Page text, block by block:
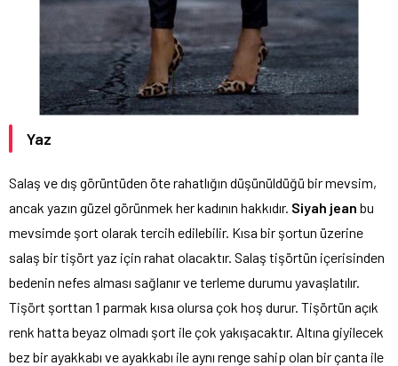
Yaz
Salaş ve dış görüntüden öte rahatlığın düşünüldüğü bir mevsim,
ancak yazın güzel görünmek her kadının hakkıdır. Siyah jean bu
mevsimde şort olarak tercih edilebilir. Kısa bir şortun üzerine
salaş bir tişört yaz için rahat olacaktır. Salaş tişörtün içerisinden
bedenin nefes alması sağlanır ve terleme durumu yavaşlatılır.
Tişört şorttan 1 parmak kısa olursa çok hoş durur. Tişörtün açık
renk hatta beyaz olmadı şort ile çok yakışacaktır. Altına giyilecek
bez bir ayakkabı ve ayakkabı ile aynı renge sahip olan bir çanta ile